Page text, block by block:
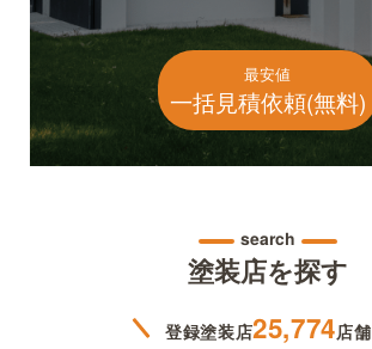
最安値
一括見積依頼(無料)
search
塗装店を探す
登録塗装店25,774店舗